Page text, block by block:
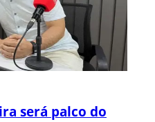
será palco do